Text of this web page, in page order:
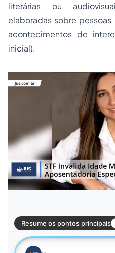
literárias ou
elaboradas sobre
acontecimentos de
inicial).